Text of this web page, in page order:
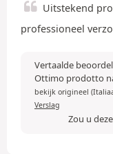
Uitstekend
professioneel
Vertaalde
Ottimo prodotto
bekijk origineel
Verslag
Zou u